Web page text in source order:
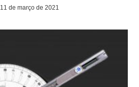
11 de março de 2021